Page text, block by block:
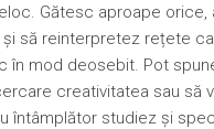
Gătesc aproape orice,
să reinterpretez rețete
în mod deosebit. Pot
creativitatea sau să
întâmplător studiez și